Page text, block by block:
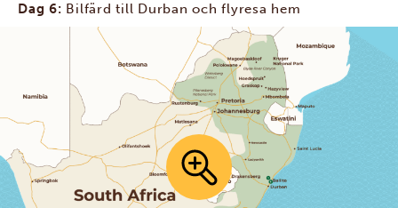
Dag 6: Bilfärd till Durban och flyresa hem